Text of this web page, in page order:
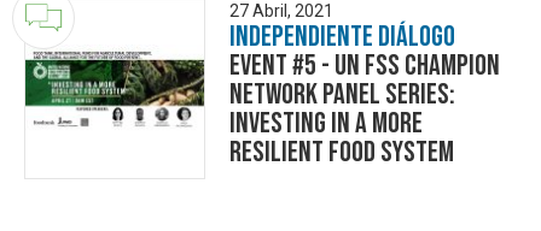
27 Abril, 2021
Independiente Diálogo
Event #5 - UN FSS Champion
Network Panel Series:
Investing in a More
Resilient Food System